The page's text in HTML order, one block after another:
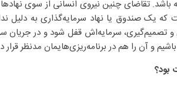
باشد. تقاضای چنین نیروی انسانی از سوی
صندوق یا نهاد سرمایه‌گذاری به دلیل
تصمیم‌گیری، سرمایه‌اش قفل شود و در جریان
و آن را هم در برنامه‌ریزی‌هایمان مدنظر قرار
بود؟